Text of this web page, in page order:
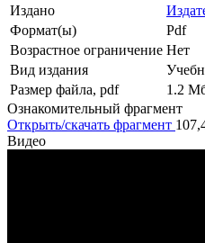
Издано
Формат(ы)
Pdf
Возрастное ограничение Нет
Вид издания
Размер файла, pdf
1.2
Ознакомительный фрагмент
Открыть/скачать фрагмент
Видео